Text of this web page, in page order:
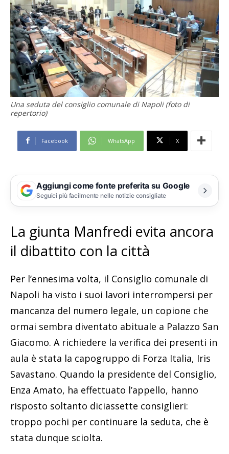
Una seduta del consiglio comunale di Napoli (foto di
repertorio)
Facebook WhatsApp X
Aggiungi come fonte preferita su Google
Seguici più facilmente nelle notizie consigliate
La giunta Manfredi evita ancora
il dibattito con la città
Per l’ennesima volta, il Consiglio comunale di
Napoli ha visto i suoi lavori interrompersi per
mancanza del numero legale, un copione che
ormai sembra diventato abituale a Palazzo San
Giacomo. A richiedere la verifica dei presenti in
aula è stata la capogruppo di Forza Italia, Iris
Savastano. Quando la presidente del Consiglio,
Enza Amato, ha effettuato l’appello, hanno
risposto soltanto diciassette consiglieri:
troppo pochi per continuare la seduta, che è
stata dunque sciolta.